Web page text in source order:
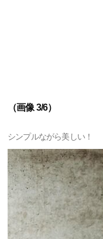
（画像 3/6）
シンプルながら美しい！